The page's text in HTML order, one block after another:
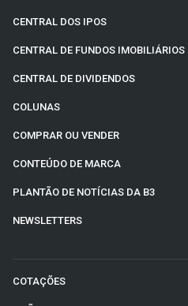
CENTRAL DOS IPOS
CENTRAL DE FUNDOS IMOBILIÁRIOS
CENTRAL DE DIVIDENDOS
COLUNAS
COMPRAR OU VENDER
CONTEÚDO DE MARCA
PLANTÃO DE NOTÍCIAS DA B3
NEWSLETTERS
COTAÇÕES